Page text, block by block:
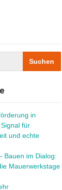
in
für
und echte
Bauen im Dialog:
Mauerwerkstage